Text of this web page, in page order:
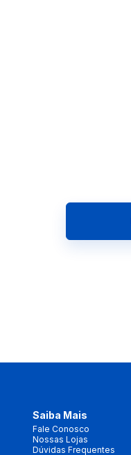
Saiba Mais
Fale Conosco
Nossas Lojas
Dúvidas Frequentes